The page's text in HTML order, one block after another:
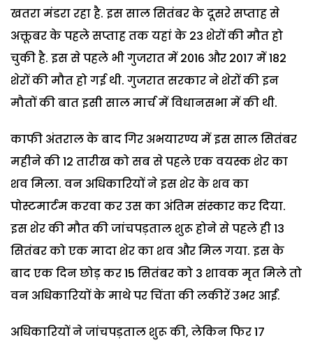
खतरा मंडरा रहा है. इस साल सितंबर के दूसरे सप्ताह से
अक्तूबर के पहले सप्ताह तक यहां के 23 शेरों की मौत हो
चुकी है. इस से पहले भी गुजरात में 2016 और 2017 में 182
शेरों की मौत हो गई थी. गुजरात सरकार ने शेरों की इन
मौतों की बात इसी साल मार्च में विधानसभा में की थी.
काफी अंतराल के बाद गिर अभयारण्य में इस साल सितंबर
महीने की 12 तारीख को सब से पहले एक वयस्क शेर का
शव मिला. वन अधिकारियों ने इस शेर के शव का
पोस्टमार्टम करवा कर उस का अंतिम संस्कार कर दिया.
इस शेर की मौत की जांचपड़ताल शुरू होने से पहले ही 13
सितंबर को एक मादा शेर का शव और मिल गया. इस के
बाद एक दिन छोड़ कर 15 सितंबर को 3 शावक मृत मिले तो
वन अधिकारियों के माथे पर चिंता की लकीरें उभर आईं.
अधिकारियों ने जांचपड़ताल शुरू की, लेकिन फिर 17